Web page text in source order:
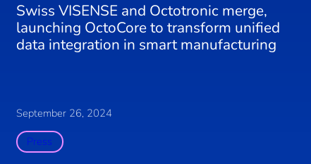
Swiss VISENSE and Octotronic merge,
launching OctoCore to transform unified
data integration in smart manufacturing
September 26, 2024
Press